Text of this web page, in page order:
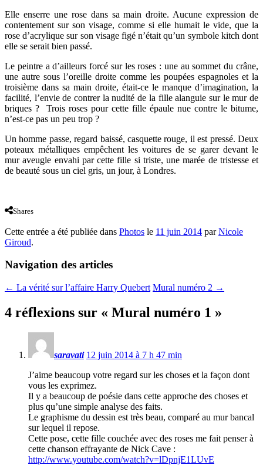
Elle enserre une rose dans sa main droite. Aucune expression de
contentement sur son visage, comme si elle humait le vide, que la
rose d’acrylique sur son visage figé n’était qu’un symbole kitch dont
elle se serait bien passé.
Le peintre a d’ailleurs forcé sur les roses : une au sommet du crâne,
une autre sous l’oreille droite comme les poupées espagnoles et la
troisième dans sa main droite, était-ce le manque d’imagination, la
facilité, l’envie de contrer la nudité de la fille alanguie sur le mur de
briques ? Trois roses pour cette fille épaule nue contre le bitume,
n’est-ce pas un peu trop ?
Un homme passe, regard baissé, casquette rouge, il est pressé. Deux
poteaux métalliques empêchent les voitures de se garer devant le
mur aveugle envahi par cette fille si triste, une marée de tristesse et
de beauté sous un ciel gris, un jour, à Londres.
Shares
Cette entrée a été publiée dans Photos le 11 juin 2014 parNicole
Giroud.
Navigation des articles
← La vérité sur l’affaire Harry Quebert Mural numéro 2 →
4 réflexions sur « Mural numéro 1 »
saravati 12 juin 2014 à 7 h 47 min
J’aime beaucoup votre regard sur les choses et la façon dont
vous les exprimez.
Il y a beaucoup de poésie dans cette approche des choses et
plus qu’une simple analyse des faits.
Le graphisme du dessin est très beau, comparé au mur bancal
sur lequel il repose.
Cette pose, cette fille couchée avec des roses me fait penser à
cette chanson effrayante de Nick Cave :
http://www.youtube.com/watch?v=lDpnjE1LUvE